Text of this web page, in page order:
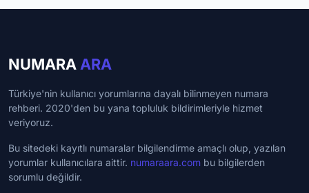
NUMARA ARA
Türkiye'nin kullanıcı yorumlarına dayalı bilinmeyen numara
rehberi. 2020'den bu yana topluluk bildirimleriyle hizmet
veriyoruz.
Bu sitedeki kayıtlı numaralar bilgilendirme amaçlı olup, yazılan
yorumlar kullanıcılara aittir. numaraara.com bu bilgilerden
sorumlu değildir.